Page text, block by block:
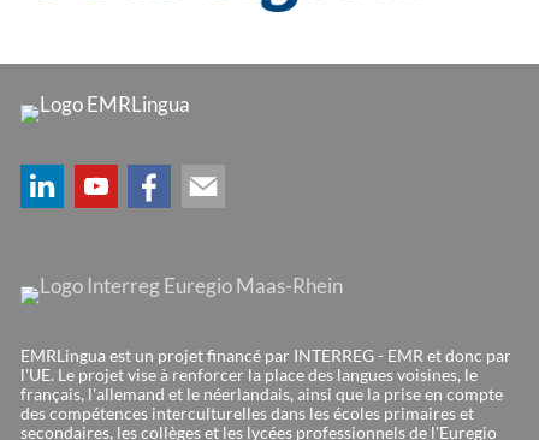
EMRLingua est un projet financé par INTERREG - EMR et donc par
l'UE. Le projet vise à renforcer la place des langues voisines, le
français, l'allemand et le néerlandais, ainsi que la prise en compte
des compétences interculturelles dans les écoles primaires et
secondaires, les collèges et les lycées professionnels de l'Euregio